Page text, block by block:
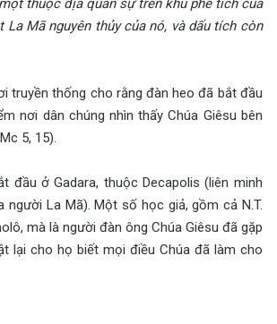
thuộc địa quân sự trên khu phế tích của
Mã nguyên thủy của nó, và dấu tích còn
truyền thống cho rằng đàn heo đã bắt đầu
nơi dân chúng nhìn thấy Chúa Giêsu bên
5, 15).
đầu ở Gadara, thuộc Decapolis (liên minh
La Mã). Một số học giả, gồm cả N.T.
mà là người đàn ông Chúa Giêsu đã gặp
lại cho họ biết mọi điều Chúa đã làm cho